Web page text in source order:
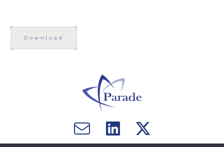
Download
EmailVisitVisit